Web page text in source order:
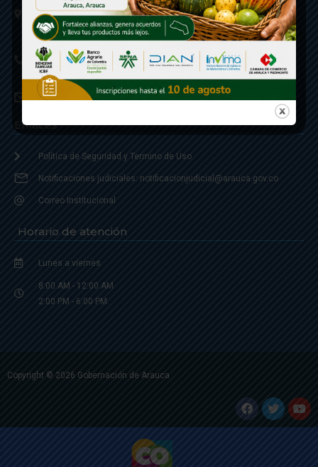
Calle 20 - Carrera 21 Esquina
Código postal 810001
Linea de Servicio a la Ciudadania: 57- 6078851946
Linea Anticorrupción: 607885 3374
correspondencia: archivogeneral@arauca.gov.co
Enlaces
Política de Seguridad y Termino de Uso
Notificaciones judiciales: notificacionjudicial@arauca.gov.co
Correo Institucional
Horario de atención
Lunes a viernes
8:00 AM - 12:00 AM
2:00 PM - 6:00 PM.
Copyright © 2026 Gobernación de Arauca